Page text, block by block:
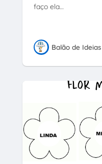
faço ela…
Balão de Ideias